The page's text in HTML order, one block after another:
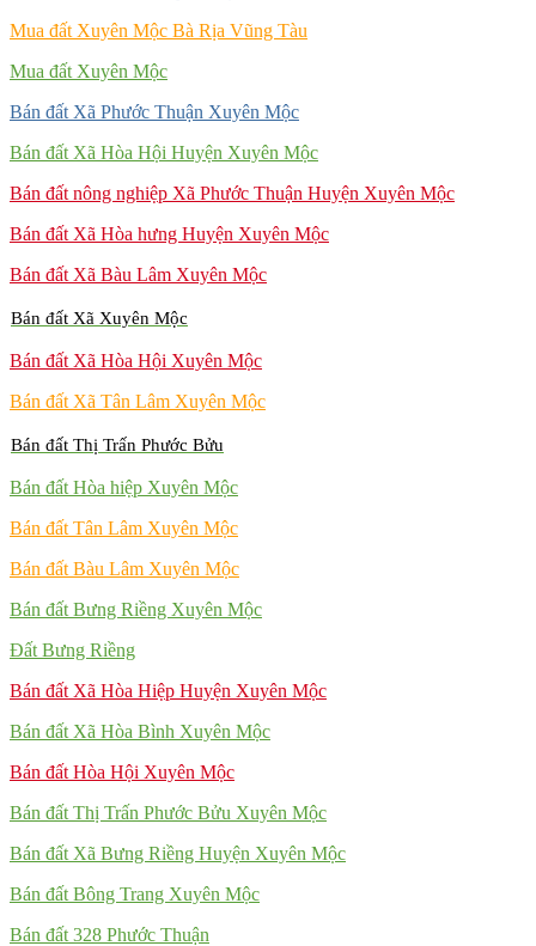
Mua đất Xuyên Mộc Bà Rịa Vũng Tàu
Mua đất Xuyên Mộc
Bán đất Xã Phước Thuận Xuyên Mộc
Bán đất Xã Hòa Hội Huyện Xuyên Mộc
Bán đất nông nghiệp Xã Phước Thuận Huyện Xuyên Mộc
Bán đất Xã Hòa hưng Huyện Xuyên Mộc
Bán đất Xã Bàu Lâm Xuyên Mộc
Bán đất Xã Xuyên Mộc
Bán đất Xã Hòa Hội Xuyên Mộc
Bán đất Xã Tân Lâm Xuyên Mộc
Bán đất Thị Trấn Phước Bửu
Bán đất Hòa hiệp Xuyên Mộc
Bán đất Tân Lâm Xuyên Mộc
Bán đất Bàu Lâm Xuyên Mộc
Bán đất Bưng Riềng Xuyên Mộc
Đất Bưng Riềng
Bán đất Xã Hòa Hiệp Huyện Xuyên Mộc
Bán đất Xã Hòa Bình Xuyên Mộc
Bán đất Hòa Hội Xuyên Mộc
Bán đất Thị Trấn Phước Bửu Xuyên Mộc
Bán đất Xã Bưng Riềng Huyện Xuyên Mộc
Bán đất Bông Trang Xuyên Mộc
Bán đất 328 Phước Thuận